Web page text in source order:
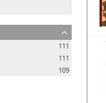
111
111
109